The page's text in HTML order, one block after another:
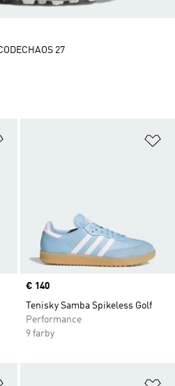
Pridať do zoznamu želaných
Price
€ 140
Tenisky Samba Spikeless Golf
Performance
9 farby
Pridať do zoznamu želaných
27